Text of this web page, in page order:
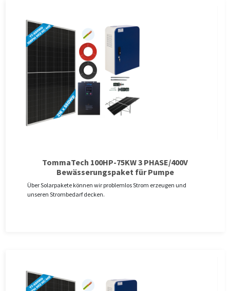
TommaTech 100HP-75KW 3 PHASE/400V
Bewässerungspaket für Pumpe
Über Solarpakete können wir problemlos Strom erzeugen und
unseren Strombedarf decken.